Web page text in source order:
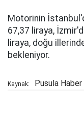
Motorinin
67,37 liraya,
liraya, doğu
bekleniyor.
Kaynak: Pusula Haber